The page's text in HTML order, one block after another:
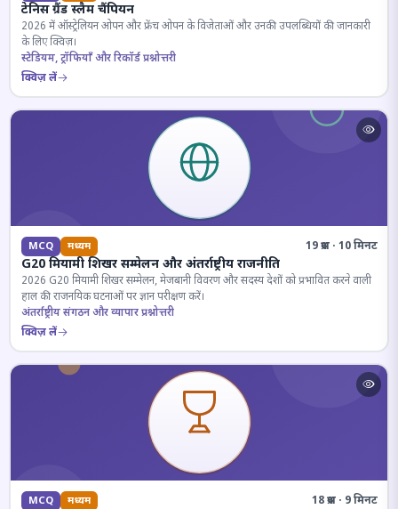
टेनिस ग्रैंड स्लैम चैंपियन
2026 में ऑस्ट्रेलियन ओपन और फ्रेंच ओपन के विजेताओं और उनकी उपलब्धियों की जानकारी
के लिए क्विज़।
स्टेडियम, ट्रॉफियाँ और रिकॉर्ड प्रश्नोत्तरी
क्विज़ लें
MCQ मध्यम 19 प्रश्न · 10 मिनट
G20 मियामी शिखर सम्मेलन और अंतर्राष्ट्रीय राजनीति
2026 G20 मियामी शिखर सम्मेलन, मेजबानी विवरण और सदस्य देशों को प्रभावित करने वाली
हाल की राजनयिक घटनाओं पर ज्ञान परीक्षण करें।
अंतर्राष्ट्रीय संगठन और व्यापार प्रश्नोत्तरी
क्विज़ लें
MCQ मध्यम 18 प्रश्न · 9 मिनट